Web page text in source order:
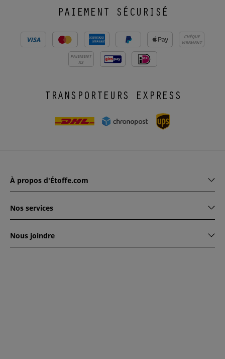
PAIEMENT SÉCURISÉ
CHÈQUE
VIREMENT
PAIEMENT
X3
TRANSPORTEURS EXPRESS
À propos d'Étoffe.com
Nos services
Nous joindre